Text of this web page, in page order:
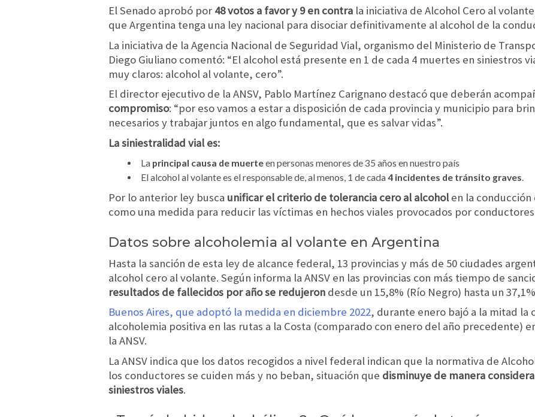
El Senado aprobó por 48 votos a favor y 9 en contra la iniciativa de Alcohol Cero al
que Argentina tenga una ley nacional para disociar definitivamente al alcohol de la
La iniciativa de la Agencia Nacional de Seguridad Vial, organismo del Ministerio de
Diego Giuliano comentó: “El alcohol está presente en 1 de cada 4 muertes en siniestros
muy claros: alcohol al volante, cero”.
El director ejecutivo de la ANSV, Pablo Martínez Carignano destacó que deberán
compromiso: “por eso vamos a estar a disposición de cada provincia y municipio para
necesarios y trabajar juntos en algo fundamental, que es salvar vidas”.
La siniestralidad vial es:
La principal causa de muerteen personas menores de 35 años en nuestro país
El alcohol al volante es el responsable de, al menos, 1 de cada 4 incidentes de tránsito graves.
Por lo anterior ley busca unificar el criterio de tolerancia cero al alcoholen la
como una medida para reducir las víctimas en hechos viales provocados por
Datos sobre alcoholemia al volante en Argentina
Hasta la sanción de esta ley de alcance federal, 13 provincias y más de 50 ciudades
alcohol cero al volante. Según informa la ANSV en las provincias con más tiempo de
resultados de fallecidos por año se redujeron desde un 15,8% (Río Negro) hasta un
Buenos Aires, que adoptó la medida en diciembre 2022, durante enero bajó a la mitad la
alcoholemia positiva en las rutas a la Costa (comparado con enero del año precedente)
la ANSV.
La ANSV indica que los datos recogidos a nivel federal indican que la normativa de
los conductores se cuiden más y no beban, situación que disminuye de manera
siniestros viales.